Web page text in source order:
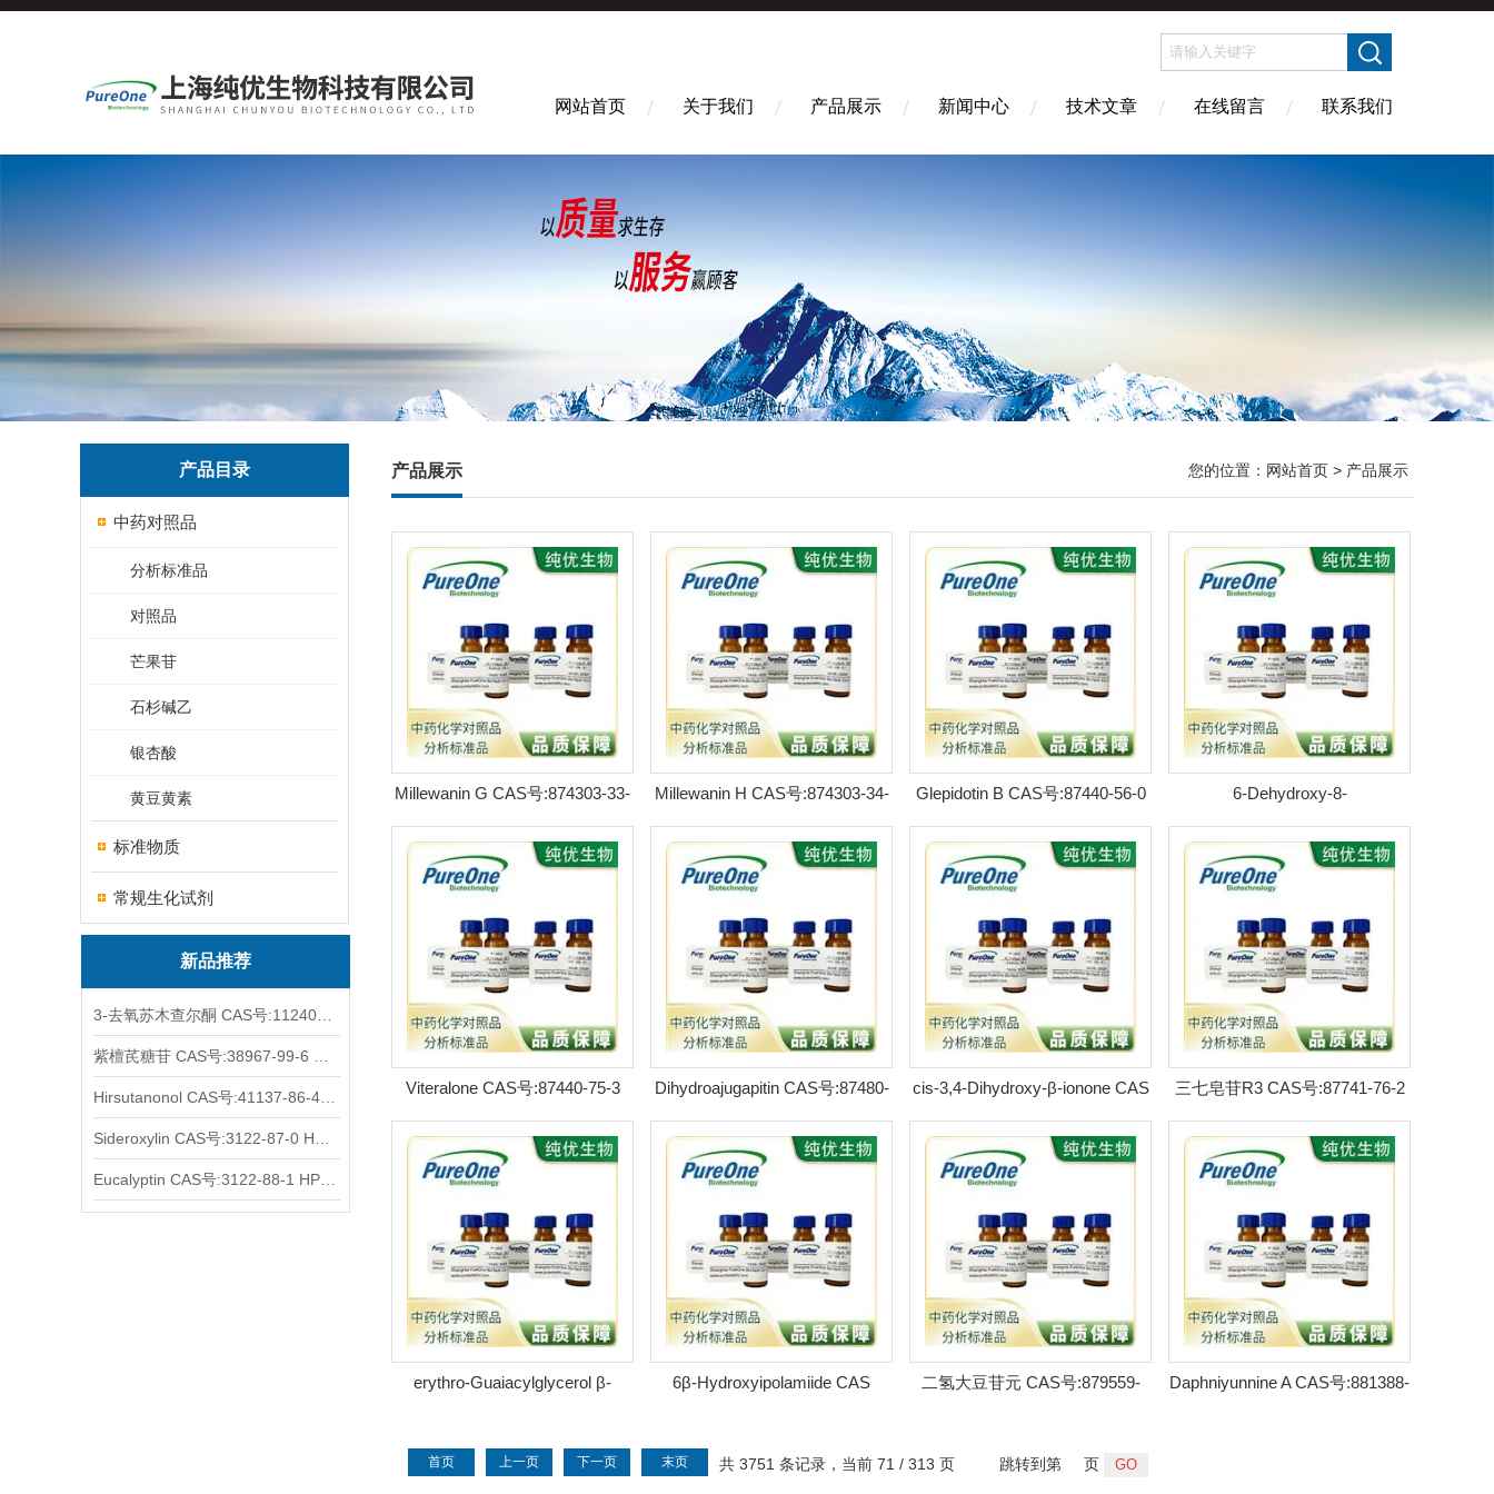
网站首页 关于我们 产品展示 新闻中心 技术文章 在线留言 联系我们
产品目录
中药对照品
分析标准品
对照品
芒果苷
石杉碱乙
银杏酸
黄豆黄素
标准物质
常规生化试剂
新品推荐
产品展示 您的位置： 网站首页 > 产品展示
Millewanin G CAS号:874303-33-
0 HPLC98%
Millewanin H CAS号:874303-34-
1 HPLC98%
Glepidotin B CAS号:87440-56-0
HPLC98%
6-Dehydroxy-8-
hydroxygaleopsinolone CAS
号:87440-66-
Viteralone CAS号:87440-75-3
HPLC98%
Dihydroajugapitin CAS号:87480-
84-0 HPLC98%
cis-3,4-Dihydroxy-β-ionone CAS
号:875666-39-0 HPLC98
三七皂苷R3 CAS号:87741-76-2
HPLC98%
erythro-Guaiacylglycerol β-
6β-Hydroxyipolamiide CAS
二氢大豆苷元 CAS号:879559-
Daphniyunnine A CAS号:881388-
共 3751 条记录，当前 71 / 313 页
首页 上一页 下一页 末页 跳转到第 页